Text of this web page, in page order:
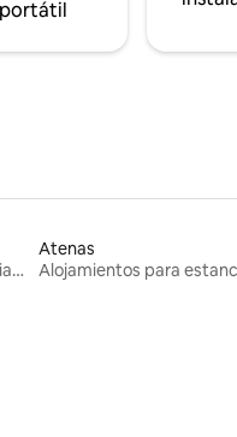
portátil
Alojamientos para estancias largas
Atenas